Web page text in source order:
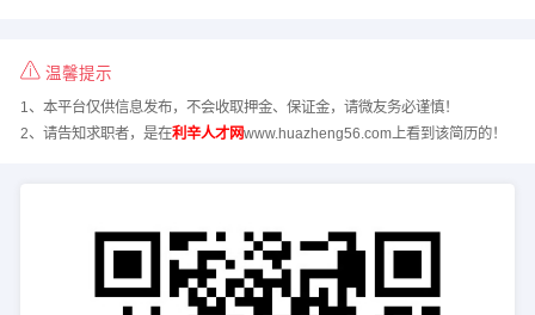
温馨提示
1、本平台仅供信息发布，不会收取押金、保证金，请微友务必谨慎！
2、请告知求职者，是在利辛人才网www.huazheng56.com上看到该简历的！